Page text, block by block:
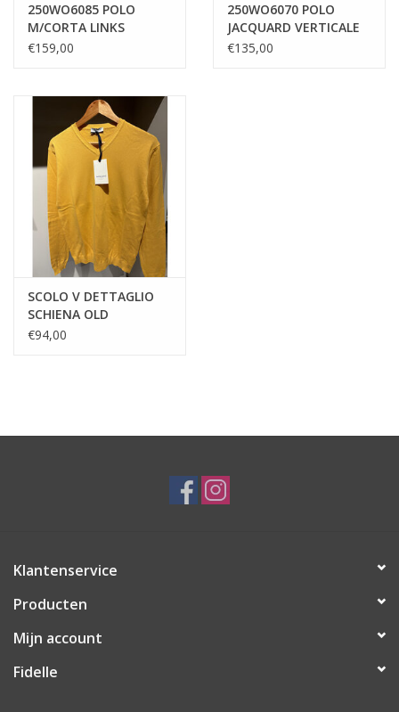
250WO6085 POLO
M/CORTA LINKS
€159,00
250WO6070 POLO
JACQUARD VERTICALE
POLVERE
€135,00
SCOLO V DETTAGLIO
SCHIENA OLD
ZAFFERAN
€94,00
Klantenservice
Producten
Mijn account
Fidelle